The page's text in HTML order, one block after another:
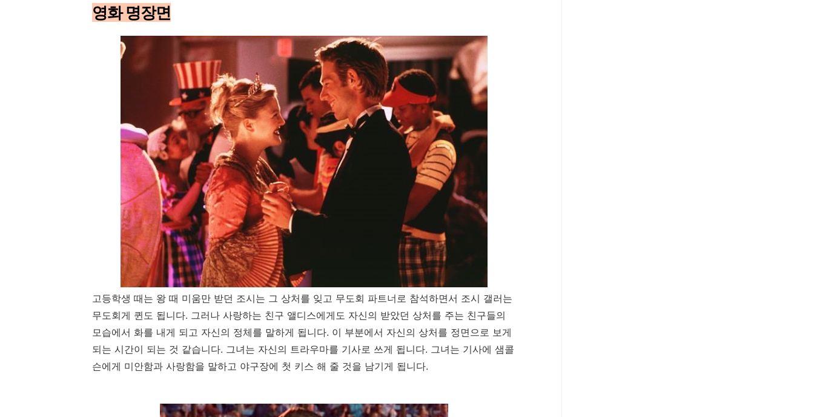
영화 명장면
고등학생 때는 왕 때 미움만 받던 조시는 그 상처를 잊고 무도회 파트너로 참석하면서 조시 갤러는
무도회게 퀸도 됩니다. 그러나 사랑하는 친구 앨디스에게도 자신의 받았던 상처를 주는 친구들의
모습에서 화를 내게 되고 자신의 정체를 말하게 됩니다. 이 부분에서 자신의 상처를 정면으로 보게
되는 시간이 되는 것 같습니다. 그녀는 자신의 트라우마를 기사로 쓰게 됩니다. 그녀는 기사에 샘콜
슨에게 미안함과 사랑함을 말하고 야구장에 첫 키스 해 줄 것을 남기게 됩니다.